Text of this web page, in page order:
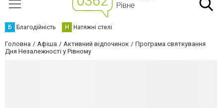
Б Благодійність Н Натяжні стелі
Головна Афіша Активний відпочинок
Програма святкування
Дня Незалежності у Рівному